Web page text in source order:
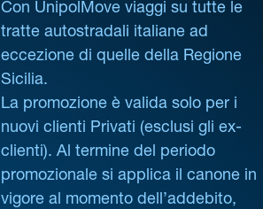
Con UnipolMove viaggi su tutte le
tratte autostradali italiane ad
eccezione di quelle della Regione
Sicilia.
La promozione è valida solo per i
nuovi clienti Privati (esclusi gli ex-
clienti). Al termine del periodo
promozionale si applica il canone in
vigore al momento dell’addebito,